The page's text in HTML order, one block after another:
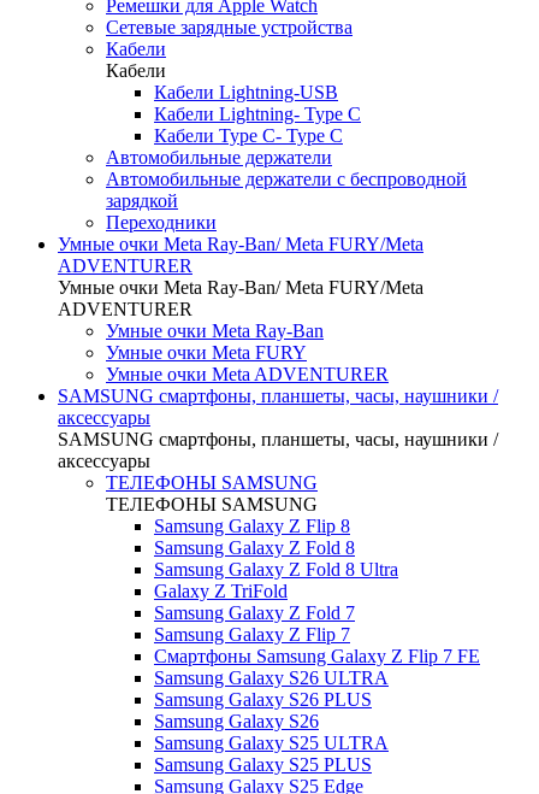
Ремешки для Apple Watch
Сетевые зарядные устройства
Кабели
Кабели
Кабели Lightning-USB
Кабели Lightning- Type C
Кабели Type C- Type C
Автомобильные держатели
Автомобильные держатели с беспроводной
зарядкой
Переходники
Умные очки Meta Ray-Ban/ Meta FURY/Meta
ADVENTURER
Умные очки Meta Ray-Ban/ Meta FURY/Meta
ADVENTURER
Умные очки Meta Ray-Ban
Умные очки Meta FURY
Умные очки Meta ADVENTURER
SAMSUNG cмартфоны, планшеты, часы, наушники /
аксессуары
SAMSUNG cмартфоны, планшеты, часы, наушники /
аксессуары
ТЕЛЕФОНЫ SAMSUNG
ТЕЛЕФОНЫ SAMSUNG
Samsung Galaxy Z Flip 8
Samsung Galaxy Z Fold 8
Samsung Galaxy Z Fold 8 Ultra
Galaxy Z TriFold
Samsung Galaxy Z Fold 7
Samsung Galaxy Z Flip 7
Смартфоны Samsung Galaxy Z Flip 7 FE
Samsung Galaxy S26 ULTRA
Samsung Galaxy S26 PLUS
Samsung Galaxy S26
Samsung Galaxy S25 ULTRA
Samsung Galaxy S25 PLUS
Samsung Galaxy S25 Edge